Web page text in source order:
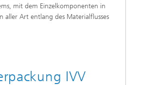
mit dem Einzelkomponenten in
aller Art entlang des Materialflusses
IVV